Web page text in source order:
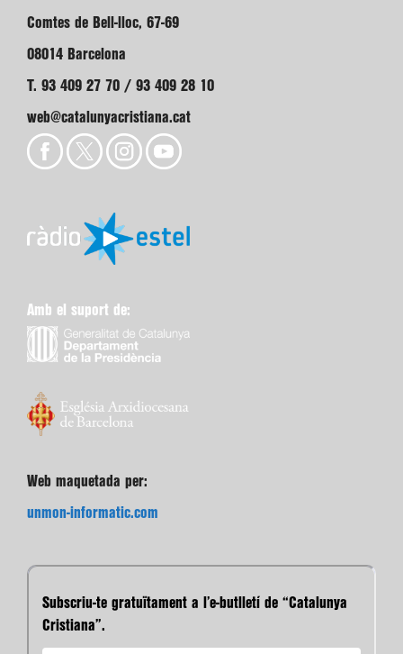
Comtes de Bell-lloc, 67-69
08014 Barcelona
T. 93 409 27 70 / 93 409 28 10
web@catalunyacristiana.cat
Amb el suport de:
Web maquetada per:
unmon-informatic.com
Subscriu-te gratuïtament a l’e-butlletí de “Catalunya
Cristiana”.